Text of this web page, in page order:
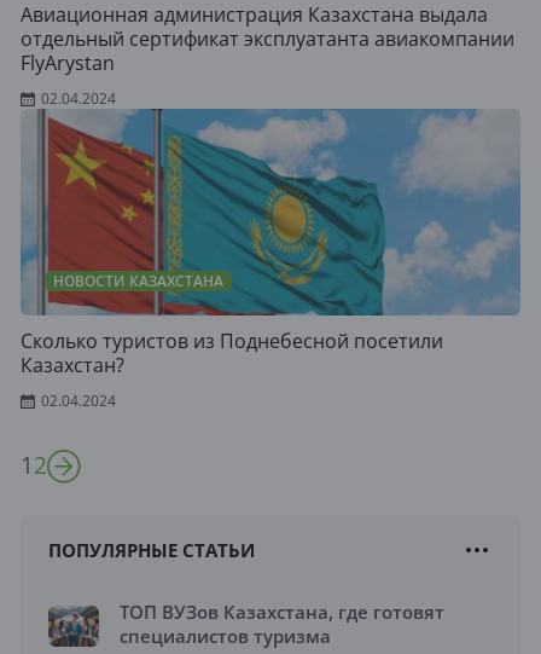
Авиационная администрация Казахстана выдала
отдельный сертификат эксплуатанта авиакомпании
FlyArystan
02.04.2024
НОВОСТИ КАЗАХСТАНА
Сколько туристов из Поднебесной посетили
Казахстан?
02.04.2024
12
ПОПУЛЯРНЫЕ СТАТЬИ
ТОП ВУЗов Казахстана, где готовят
специалистов туризма